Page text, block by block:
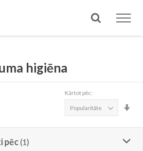
Meklēt
higiēna
Kārtot pēc:
pēc